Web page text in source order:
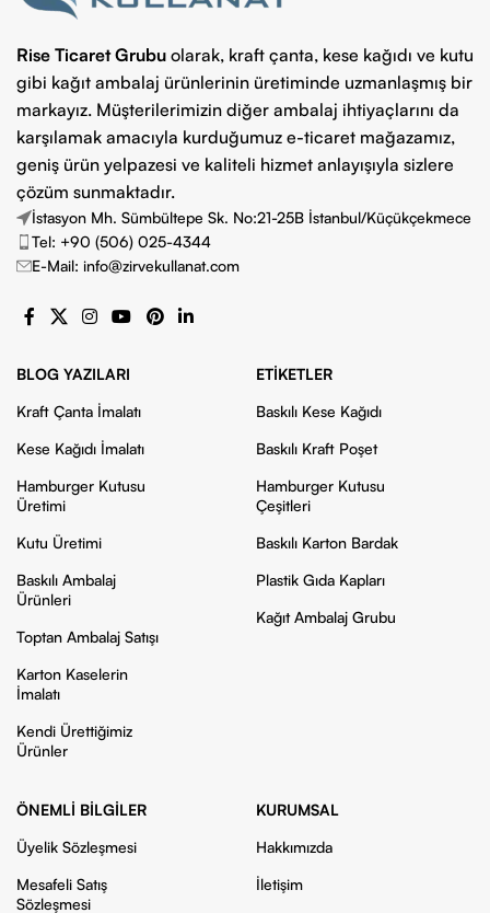
Rise Ticaret Grubu olarak, kraft çanta, kese kağıdı ve kutu
gibi kağıt ambalaj ürünlerinin üretiminde uzmanlaşmış bir
markayız. Müşterilerimizin diğer ambalaj ihtiyaçlarını da
karşılamak amacıyla kurduğumuz e-ticaret mağazamız,
geniş ürün yelpazesi ve kaliteli hizmet anlayışıyla sizlere
çözüm sunmaktadır.
İstasyon Mh. Sümbültepe Sk. No:21-25B İstanbul/Küçükçekmece
Tel: +90 (506) 025-4344
E-Mail: info@zirvekullanat.com
BLOG YAZILARI
Kraft Çanta İmalatı
Kese Kağıdı İmalatı
Hamburger Kutusu
Üretimi
Kutu Üretimi
Baskılı Ambalaj
Ürünleri
Toptan Ambalaj Satışı
Karton Kaselerin
İmalatı
Kendi Ürettiğimiz
Ürünler
ETIKETLER
Baskılı Kese Kağıdı
Baskılı Kraft Poşet
Hamburger Kutusu
Çeşitleri
Baskılı Karton Bardak
Plastik Gıda Kapları
Kağıt Ambalaj Grubu
ÖNEMLI BILGILER
Üyelik Sözleşmesi
Mesafeli Satış
Sözleşmesi
KURUMSAL
Hakkımızda
İletişim